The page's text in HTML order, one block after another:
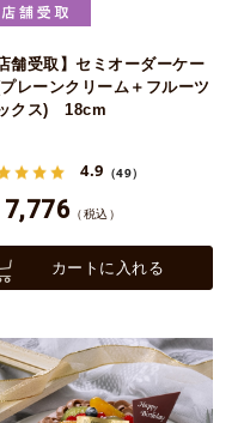
店舗受取】セミオーダーケー
レーンクリーム＋フルーツ
クス) 18cm
4.9 （49）
7,776 （税込）
カートに入れる